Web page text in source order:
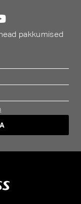
pakkumised